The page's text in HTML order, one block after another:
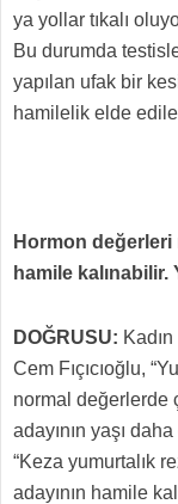
ya yollar tıkalı
Bu durumda
yapılan ufak bir
hamilelik elde
Hormon değerleri
hamile kalınabilir.
DOĞRUSU:
Cem Fıçıcıoğlu,
normal değerlerde
adayının yaşı
“Keza yumurtalık
adayının hamile